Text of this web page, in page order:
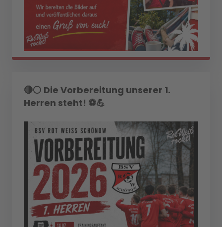
🔴⚪ Die Vorbereitung unserer 1.
Herren steht! ⚽💪